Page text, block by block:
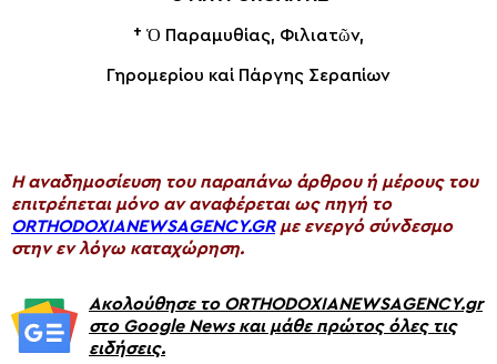
† Ὁ Πα­ρα­μυ­θί­ας, Φι­λια­τῶν,
Γη­ρο­με­ρί­ου καί Πάρ­γης Σε­ρα­πί­ων
H αναδημοσίευση του παραπάνω άρθρου ή μέρους του
επιτρέπεται μόνο αν αναφέρεται ως πηγή το
ORTHODOXIANEWSAGENCY.GRμε ενεργό σύνδεσμο
στην εν λόγω καταχώρηση.
Ακολούθησε το ORTHODOXIANEWSAGENCY.gr
στο Google News και μάθε πρώτος όλες τις
ειδήσεις.